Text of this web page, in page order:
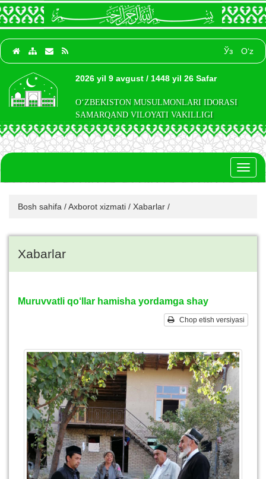
Ўз O‘z
2026 yil 9 avgust / 1448 yil 26 Safar
O‘ZBEKISTON MUSULMONLARI IDORASI
SAMARQAND VILOYATI VAKILLIGI
Bosh sahifa /Axborot xizmati / Xabarlar /
Xabarlar
Muruvvatli qo‘llar hamisha yordamga shay
Chop etish versiyasi